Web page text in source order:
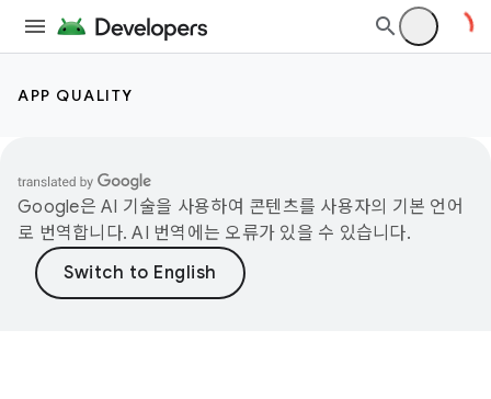
APP QUALITY
Google은 AI 기술을 사용하여 콘텐츠를 사용자의 기본 언어
로 번역합니다. AI 번역에는 오류가 있을 수 있습니다.